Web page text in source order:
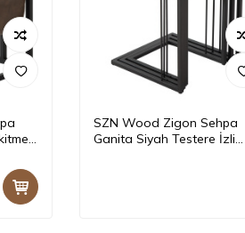
x
SZN Wood Zigon Sehpa
Ganita Siyah Testere İzli